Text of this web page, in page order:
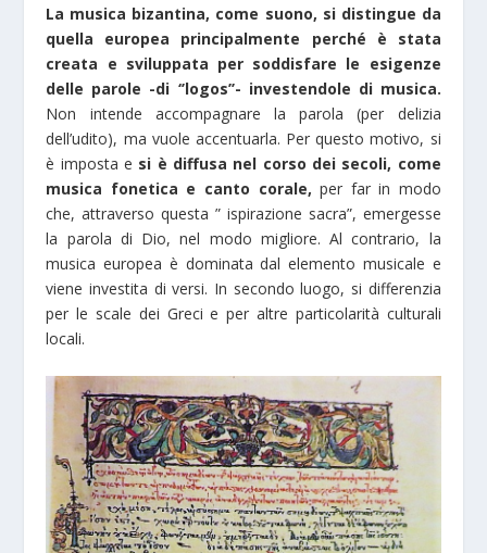
La musica bizantina, come suono, si distingue da
quella europea principalmente perché è stata
creata e sviluppata per soddisfare le esigenze
delle parole -di ‘’logos’’- investendole di musica.
Non intende accompagnare la parola (per delizia
dell’udito), ma vuole accentuarla. Per questo motivo, si
è imposta e si è diffusa nel corso dei secoli, come
musica fonetica e canto corale, per far in modo
che, attraverso questa ” ispirazione sacra”, emergesse
la parola di Dio, nel modo migliore. Al contrario, la
musica europea è dominata dal elemento musicale e
viene investita di versi. In secondo luogo, si differenzia
per le scale dei Greci e per altre particolarità culturali
locali.